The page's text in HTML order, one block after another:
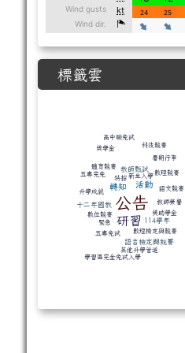
標籤雲
獎學金
高中職免試
科技競賽
五專完免
體育競賽 教師甄試
暑期行事
轉知
特招 新生入學
數理競賽
十二年國教
升學成就
公告
活動 語文競賽
數位競賽
教師榮譽
五專免試
緊急 研習
數理檢定與競賽
114學年
獎助學金
學習區完全免試入學
其他升學管道
語言檢定與競賽